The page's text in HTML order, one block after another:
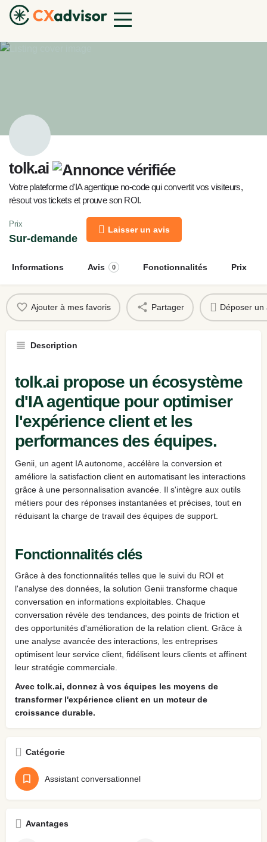
tolk.ai
Votre plateforme d'IA agentique no-code qui convertit vos visiteurs,
résout vos tickets et prouve son ROI.
Prix
Sur-demande
Laisser un avis
Informations Avis 0 Fonctionnalités Prix
Ajouter à mes favoris Partager Déposer un
Description
tolk.ai propose un écosystème
d'IA agentique pour optimiser
l'expérience client et les
performances des équipes.
Genii, un agent IA autonome, accélère la conversion et
améliore la satisfaction client en automatisant les interactions
grâce à une personnalisation avancée. Il s'intègre aux outils
métiers pour des réponses instantanées et précises, tout en
réduisant la charge de travail des équipes de support.
Fonctionnalités clés
Grâce à des fonctionnalités telles que le suivi du ROI et
l'analyse des données, la solution Genii transforme chaque
conversation en informations exploitables. Chaque
conversation révèle des tendances, des points de friction et
des opportunités d'amélioration de la relation client. Grâce à
une analyse avancée des interactions, les entreprises
optimisent leur service client, fidélisent leurs clients et affinent
leur stratégie commerciale.
Avec tolk.ai, donnez à vos équipes les moyens de
transformer l'expérience client en un moteur de
croissance durable.
Catégorie
Assistant conversationnel
Avantages